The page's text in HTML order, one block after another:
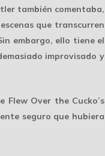
también comentaba,
que transcurren
embargo, ello tiene el
improvisado y
Over the Cucko’s
seguro que hubiera